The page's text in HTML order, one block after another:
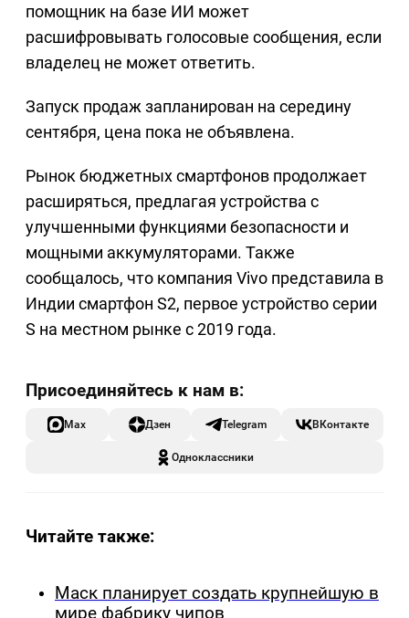
помощник на базе ИИ может
расшифровывать голосовые сообщения, если
владелец не может ответить.
Запуск продаж запланирован на середину
сентября, цена пока не объявлена.
Рынок бюджетных смартфонов продолжает
расширяться, предлагая устройства с
улучшенными функциями безопасности и
мощными аккумуляторами. Также
сообщалось, что компания Vivo представила в
Индии смартфон S2, первое устройство серии
S на местном рынке с 2019 года.
Max Дзен Telegram ВКонтакте
Одноклассники
Читайте также:
Маск планирует создать крупнейшую в
мире фабрику чипов